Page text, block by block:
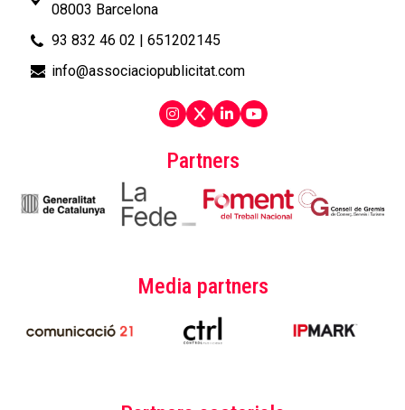
Partners
Media partners
08003 Barcelona
93 832 46 02 | 651202145
info@associaciopublicitat.com